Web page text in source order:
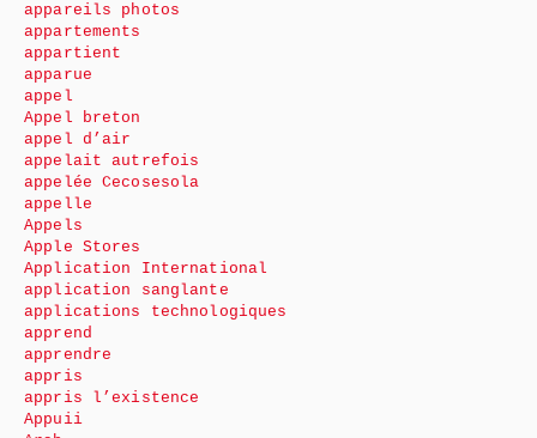
appareils photos
appartements
appartient
apparue
appel
Appel breton
appel d’air
appelait autrefois
appelée Cecosesola
appelle
Appels
Apple Stores
Application International
application sanglante
applications technologiques
apprend
apprendre
appris
appris l’existence
Appuii